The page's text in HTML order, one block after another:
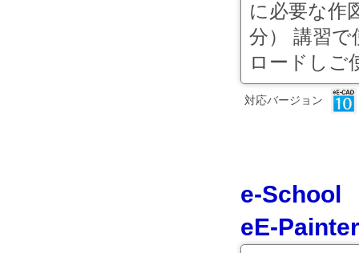
に必要な作
分） 講習
ロードしご
対応バージョン
e-School
eE-